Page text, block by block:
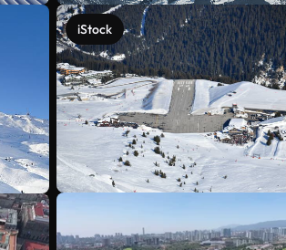
iStock